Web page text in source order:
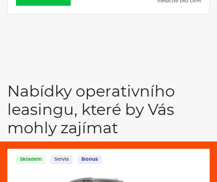
měsíčně bez DPH
Nabídky operativního
leasingu, které by Vás
mohly zajímat
Skladem Servis Bonus